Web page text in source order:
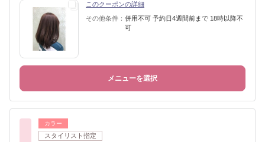
このクーポンの詳細
その他条件： 併用不可 予約日4週間前まで 18時以降不
可
メニューを選択
カラー
スタイリスト指定